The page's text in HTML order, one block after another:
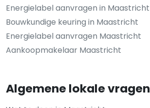
Energielabel aanvragen in Maastricht
Bouwkundige keuring in Maastricht
Energielabel aanvragen Maastricht
Aankoopmakelaar Maastricht
Algemene lokale vragen